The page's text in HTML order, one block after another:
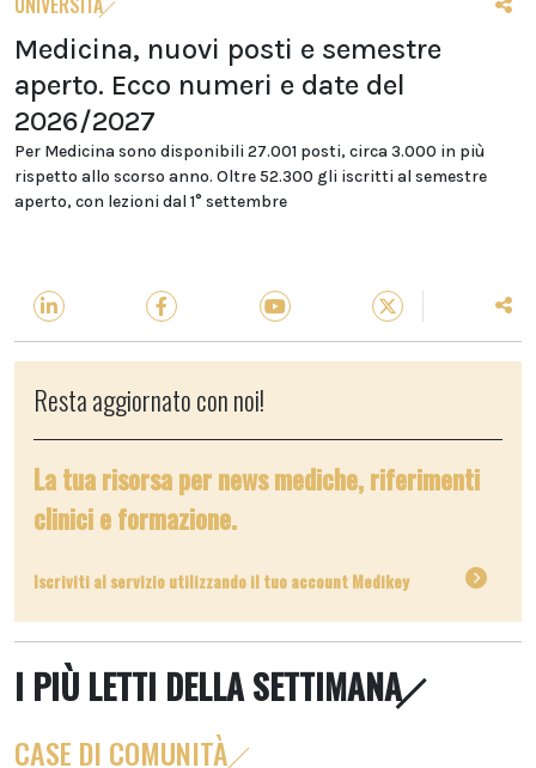
Medicina, nuovi posti e semestre
aperto. Ecco numeri e date del
2026/2027
Per Medicina sono disponibili 27.001 posti, circa 3.000 in più
rispetto allo scorso anno. Oltre 52.300 gli iscritti al semestre
aperto, con lezioni dal 1° settembre
Resta aggiornato con noi!
La tua risorsa per news mediche, riferimenti
clinici e formazione.
Iscriviti al servizio utilizzando il tuo account Medikey
I PIÙ LETTI DELLA SETTIMANA
CASE DI COMUNITÀ